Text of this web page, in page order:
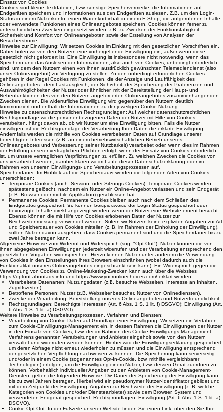
Einsatz von Cookies
Cookies sind kleine Textdateien, bzw. sonstige Speichervermerke, die Informationen auf
Endgeräten speichern und Informationen aus den Endgeräten auslesen. Z.B. um den Login-
Status in einem Nutzerkonto, einen Warenkorbinhalt in einem E-Shop, die aufgerufenen Inhalte
oder verwendete Funktionen eines Onlineangebotes speichern. Cookies können ferner zu
unterschiedlichen Zwecken eingesetzt werden, z.B. zu Zwecken der Funktionsfähigkeit,
Sicherheit und Komfort von Onlineangeboten sowie der Erstellung von Analysen der
Besucherströme.
Hinweise zur Einwilligung: Wir setzen Cookies im Einklang mit den gesetzlichen Vorschriften ein.
Daher holen wir von den Nutzern eine vorhergehende Einwilligung ein, außer wenn diese
gesetzlich nicht gefordert ist. Eine Einwilligung ist insbesondere nicht notwendig, wenn das
Speichern und das Auslesen der Informationen, also auch von Cookies, unbedingt erforderlich
sind, um dem den Nutzern einen von ihnen ausdrücklich gewünschten Telemediendienst (also
unser Onlineangebot) zur Verfügung zu stellen. Zu den unbedingt erforderlichen Cookies
gehören in der Regel Cookies mit Funktionen, die der Anzeige und Lauffähigkeit des
Onlineangebotes , dem Lastausgleich, der Sicherheit, der Speicherung der Präferenzen und
Auswahlmöglichkeiten der Nutzer oder ähnlichen mit der Bereitstellung der Haupt- und
Nebenfunktionen des von den Nutzern angeforderten Onlineangebotes zusammenhängenden
Zwecken dienen. Die widerrufliche Einwilligung wird gegenüber den Nutzern deutlich
kommuniziert und enthält die Informationen zu der jeweiligen Cookie-Nutzung.
Hinweise zu datenschutzrechtlichen Rechtsgrundlagen: Auf welcher datenschutzrechtlichen
Rechtsgrundlage wir die personenbezogenen Daten der Nutzer mit Hilfe von Cookies
verarbeiten, hängt davon ab, ob wir Nutzer um eine Einwilligung bitten. Falls die Nutzer
einwilligen, ist die Rechtsgrundlage der Verarbeitung Ihrer Daten die erklärte Einwilligung.
Andernfalls werden die mithilfe von Cookies verarbeiteten Daten auf Grundlage unserer
berechtigten Interessen (z.B. an einem betriebswirtschaftlichen Betrieb unseres
Onlineangebotes und Verbesserung seiner Nutzbarkeit) verarbeitet oder, wenn dies im Rahmen
der Erfüllung unserer vertraglichen Pflichten erfolgt, wenn der Einsatz von Cookies erforderlich
ist, um unsere vertraglichen Verpflichtungen zu erfüllen. Zu welchen Zwecken die Cookies von
uns verarbeitet werden, darüber klären wir im Laufe dieser Datenschutzerklärung oder im
Rahmen von unseren Einwilligungs- und Verarbeitungsprozessen auf.
Speicherdauer: Im Hinblick auf die Speicherdauer werden die folgenden Arten von Cookies
unterschieden:
Temporäre Cookies (auch: Session- oder Sitzungs-Cookies): Temporäre Cookies werden
spätestens gelöscht, nachdem ein Nutzer ein Online-Angebot verlassen und sein Endgerät
(z.B. Browser oder mobile Applikation) geschlossen hat.
Permanente Cookies: Permanente Cookies bleiben auch nach dem Schließen des
Endgerätes gespeichert. So können beispielsweise der Login-Status gespeichert oder
bevorzugte Inhalte direkt angezeigt werden, wenn der Nutzer eine Website erneut besucht.
Ebenso können die mit Hilfe von Cookies erhobenen Daten der Nutzer zur
Reichweitenmessung verwendet werden. Sofern wir Nutzern keine expliziten Angaben zur Art
und Speicherdauer von Cookies mitteilen (z. B. im Rahmen der Einholung der Einwilligung),
sollten Nutzer davon ausgehen, dass Cookies permanent sind und die Speicherdauer bis zu
zwei Jahre betragen kann.
Allgemeine Hinweise zum Widerruf und Widerspruch (sog. "Opt-Out"): Nutzer können die von
ihnen abgegebenen Einwilligungen jederzeit widerrufen und der Verarbeitung entsprechend den
gesetzlichen Vorgaben widersprechen. Hierzu können Nutzer unter anderem die Verwendung
von Cookies in den Einstellungen ihres Browsers einschränken (wobei dadurch auch die
Funktionalität unseres Onlineangebotes eingeschränkt sein kann). Ein Widerspruch gegen die
Verwendung von Cookies zu Online-Marketing-Zwecken kann auch über die Websites
https://optout.aboutads.info und https://www.youronlinechoices.com/ erklärt werden.
Verarbeitete Datenarten: Nutzungsdaten (z.B. besuchte Webseiten, Interesse an Inhalten,
Zugriffszeiten).
Betroffene Personen: Nutzer (z.B. Webseitenbesucher, Nutzer von Onlinediensten).
Zwecke der Verarbeitung: Bereitstellung unseres Onlineangebotes und Nutzerfreundlichkeit.
Rechtsgrundlagen: Berechtigte Interessen (Art. 6 Abs. 1 S. 1 lit. f) DSGVO); Einwilligung (Art.
6 Abs. 1 S. 1 lit. a) DSGVO).
Weitere Hinweise zu Verarbeitungsprozessen, Verfahren und Diensten:
Verarbeitung von Cookie-Daten auf Grundlage einer Einwilligung: Wir setzen ein Verfahren
zum Cookie-Einwilligungs-Management ein, in dessen Rahmen die Einwilligungen der Nutzer
in den Einsatz von Cookies, bzw. der im Rahmen des Cookie-Einwilligungs-Management-
Verfahrens genannten Verarbeitungen und Anbieter eingeholt sowie von den Nutzern
verwaltet und widerrufen werden können. Hierbei wird die Einwilligungserklärung gespeichert,
um deren Abfrage nicht erneut wiederholen zu müssen und die Einwilligung entsprechend
der gesetzlichen Verpflichtung nachweisen zu können. Die Speicherung kann serverseitig
und/oder in einem Cookie (sogenanntes Opt-In-Cookie, bzw. mithilfe vergleichbarer
Technologien) erfolgen, um die Einwilligung einem Nutzer, bzw. dessen Gerät zuordnen zu
können. Vorbehaltlich individueller Angaben zu den Anbietern von Cookie-Management-
Diensten, gelten die folgenden Hinweise: Die Dauer der Speicherung der Einwilligung kann
bis zu zwei Jahren betragen. Hierbei wird ein pseudonymer Nutzer-Identifikator gebildet und
mit dem Zeitpunkt der Einwilligung, Angaben zur Reichweite der Einwilligung (z. B. welche
Kategorien von Cookies und/oder Diensteanbieter) sowie dem Browser, System und
verwendeten Endgerät gespeichert; Rechtsgrundlagen: Einwilligung (Art. 6 Abs. 1 S. 1 lit. a)
DSGVO).
Cookie-Opt-Out: In der Fußzeile unserer Website finden Sie einen Link, über den Sie Ihre